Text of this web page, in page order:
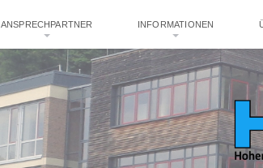
ANSPRECHPARTNER INFORMATIONEN